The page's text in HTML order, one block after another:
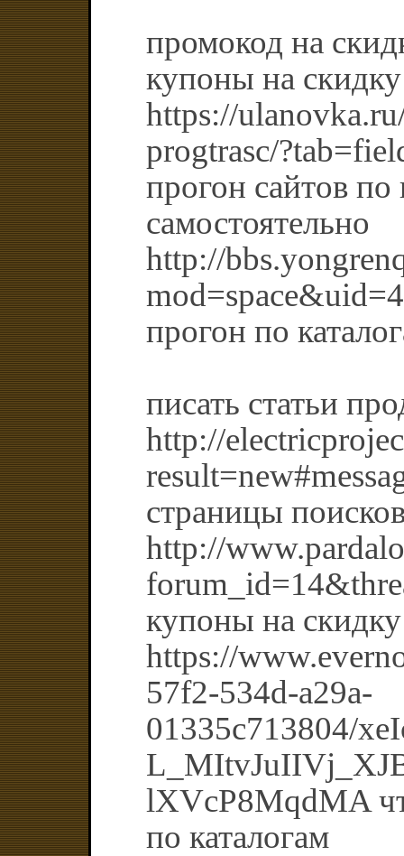
промокод на
купоны на скидку
https://
progtrasc/
прогон сайтов по
самостоятельно
http://
прогон по
писать статьи
http://
страницы
http://
купоны на
https://
57f2-534d-a29a-
01335c713804/
lXVcP8MqdMA
по каталогам